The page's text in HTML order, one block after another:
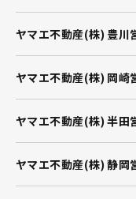
ヤマエ不動産(株) 静岡
ヤマエ不動産(株) 豊川
ヤマエ不動産(株) 岡崎
ヤマエ不動産(株) 半田